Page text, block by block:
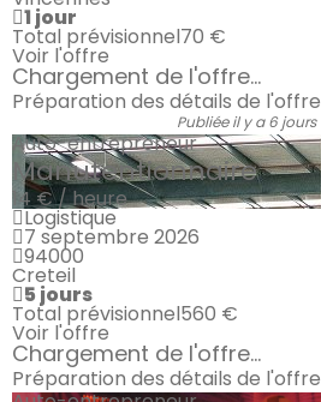
1 jour
Total prévisionnel70 €
Voir l'offre
Chargement de l'offre...
Préparation des détails de l'offre
Publiée il y a 6 jours
Auto-entrepreneur
Manutentionnaire
14 € / heure
Logistique
7 septembre 2026
94000
Creteil
5 jours
Total prévisionnel560 €
Voir l'offre
Chargement de l'offre...
Préparation des détails de l'offre